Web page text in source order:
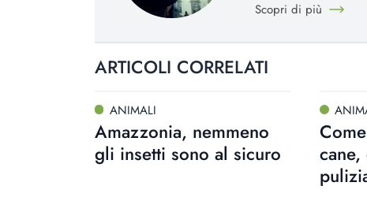
Scopri di più
ARTICOLI CORRELATI
ANIMALI
Amazzonia, nemmeno
gli insetti sono al sicuro